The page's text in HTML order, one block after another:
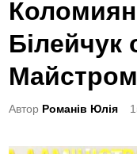
s
e
d
i
Білейчук
Майстром
Автор Романів Юлія